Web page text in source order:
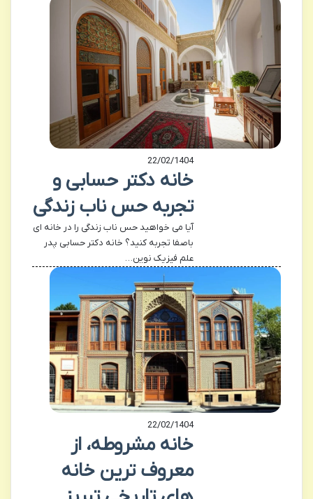
22/02/1404
خانه دکتر حسابی و
تجربه حس ناب زندگی
آیا می خواهید حس ناب زندگی را در خانه ای
باصفا تجربه کنید؟ خانه دکتر حسابی پدر
علم فیزیک نوین…
22/02/1404
خانه مشروطه، از
معروف ترین خانه